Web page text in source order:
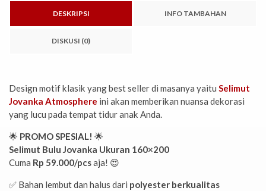
DESKRIPSI INFO TAMBAHAN
DISKUSI (0)
Design motif klasik yang best seller di masanya yaitu Selimut
Jovanka Atmosphere ini akan memberikan nuansa dekorasi
yang lucu pada tempat tidur anak Anda.
🌟 PROMO SPESIAL! 🌟
Selimut Bulu Jovanka Ukuran 160×200
Cuma Rp 59.000/pcsaja! 😍
✅ Bahan lembut dan halus dari polyester berkualitas